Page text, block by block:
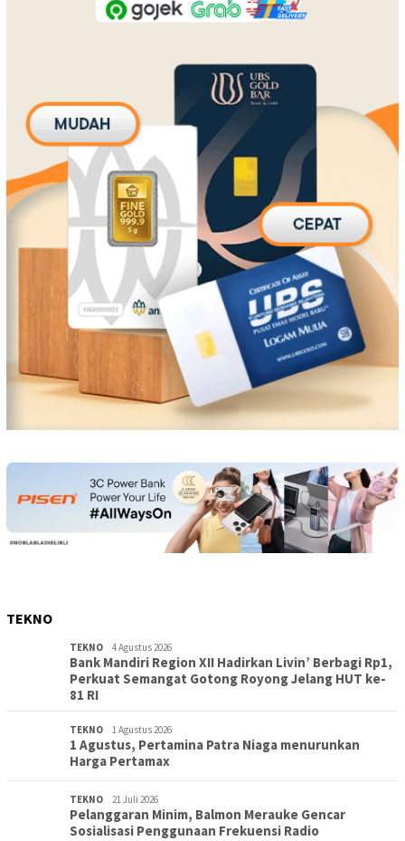
TEKNO
TEKNO 4 Agustus 2026
Bank Mandiri Region XII Hadirkan Livin’ Berbagi Rp1,
Perkuat Semangat Gotong Royong Jelang HUT ke-
81 RI
TEKNO 1 Agustus 2026
1 Agustus, Pertamina Patra Niaga menurunkan
Harga Pertamax
TEKNO 21 Juli 2026
Pelanggaran Minim, Balmon Merauke Gencar
Sosialisasi Penggunaan Frekuensi Radio